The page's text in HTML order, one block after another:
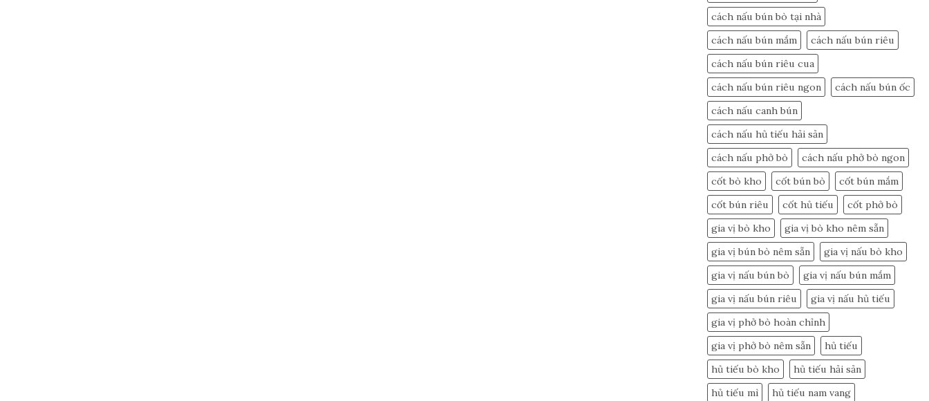
cách nấu bún bò tại nhà
cách nấu bún mắm
cách nấu bún riêu
cách nấu bún riêu cua
cách nấu bún riêu ngon
cách nấu bún ốc
cách nấu canh bún
cách nấu hủ tiếu hải sản
cách nấu phở bò
cách nấu phở bò ngon
cốt bò kho
cốt bún bò
cốt bún mắm
cốt bún riêu
cốt hủ tiếu
cốt phở bò
gia vị bò kho
gia vị bò kho nêm sẵn
gia vị bún bò nêm sẵn
gia vị nấu bò kho
gia vị nấu bún bò
gia vị nấu bún mắm
gia vị nấu bún riêu
gia vị nấu hủ tiếu
gia vị phở bò hoàn chỉnh
gia vị phở bò nêm sẵn
hủ tiếu
hủ tiếu bò kho
hủ tiếu hải sản
hủ tiếu mì
hủ tiếu nam vang